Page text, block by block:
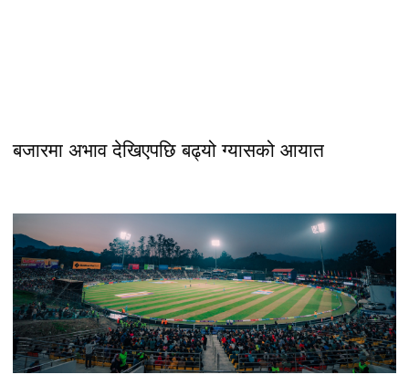
बजारमा अभाव देखिएपछि बढ्यो ग्यासको आयात